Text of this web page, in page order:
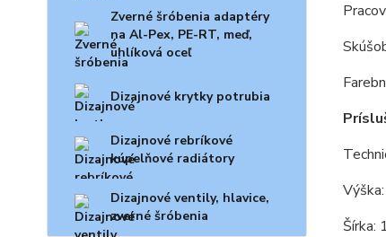
Zverné šróbenia adaptéry
na Al-Pex, PE-RT, meď,
uhlíková oceľ
Dizajnové krytky potrubia
Dizajnové rebríkové
kúpelňové radiátory
Dizajnové ventily, hlavice,
zverné šróbenia
Šírka: